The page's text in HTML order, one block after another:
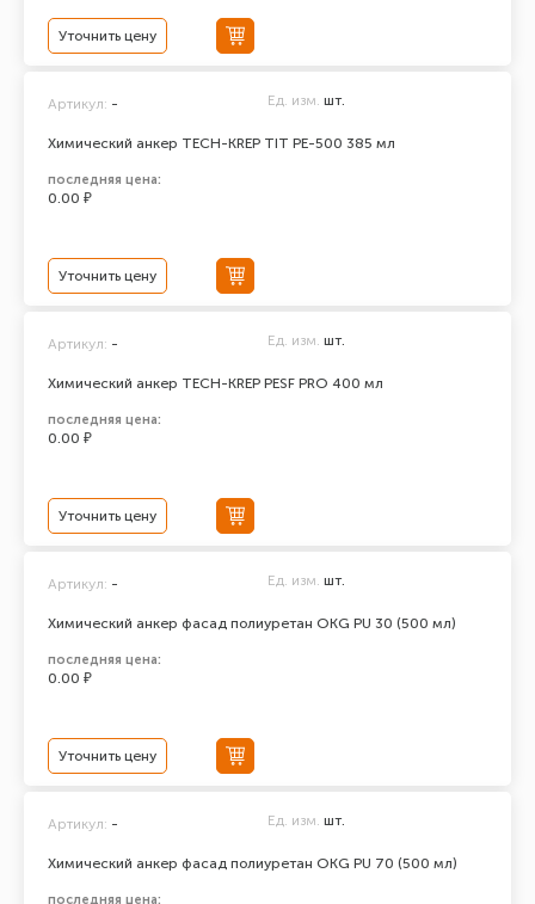
Уточнить цену
Химический анкер TECH-KREP TIT PE-500 385 мл
Артикул: - Ед. изм. шт.
последняя цена:
0.00 ₽
Уточнить цену
Химический анкер TECH-KREP PESF PRO 400 мл
Артикул: - Ед. изм. шт.
последняя цена:
0.00 ₽
Уточнить цену
Химический анкер фасад полиуретан ОКG PU 30 (500 мл)
Артикул: - Ед. изм. шт.
последняя цена:
0.00 ₽
Уточнить цену
Химический анкер фасад полиуретан ОКG PU 70 (500 мл)
Артикул: - Ед. изм. шт.
последняя цена: